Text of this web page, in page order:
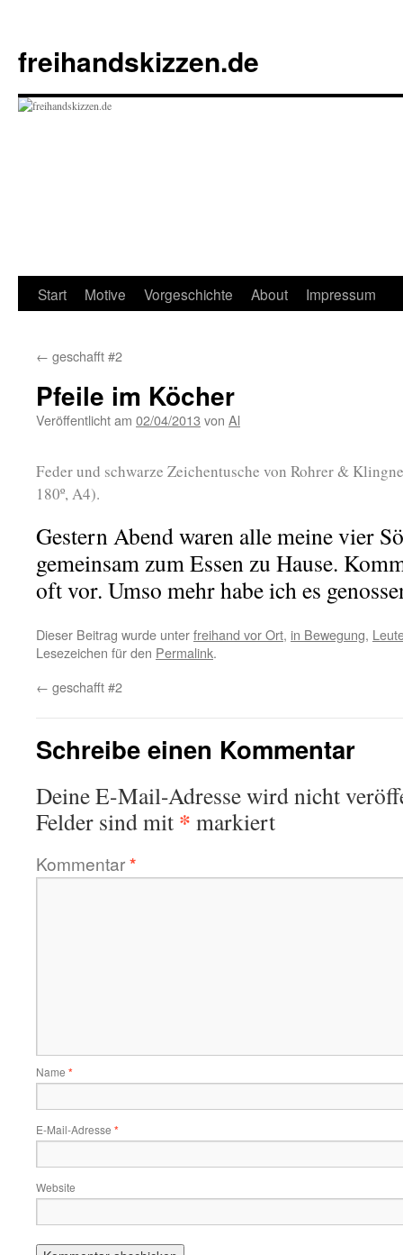
springen
freihandskizzen.de
Start Motive Vorgeschichte About Impressum
← geschafft #2
Pfeile im Köcher
Veröffentlicht am 02/04/2013 von Al
Feder und schwarze Zeichentusche von Rohrer &
180º, A4).
Gestern Abend waren alle meine vier
gemeinsam zum Essen zu Hause.
oft vor. Umso mehr habe ich es
Dieser Beitrag wurde unterfreihand vor Ort, in Bewegung,
Lesezeichen für den Permalink.
← geschafft #2
Schreibe einen Kommentar
Deine E-Mail-Adresse wird nicht
Felder sind mit * markiert
Kommentar*
Name *
E-Mail-Adresse *
Website